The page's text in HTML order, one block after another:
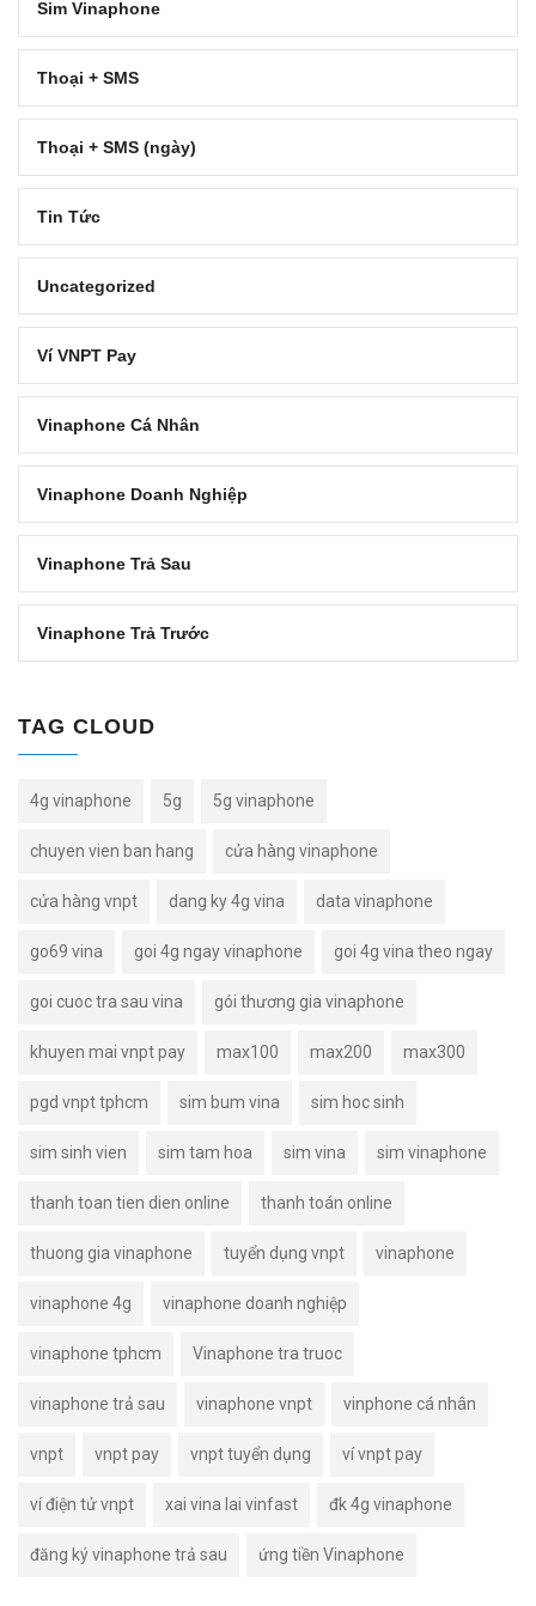
Sim Vinaphone
Thoại + SMS
Thoại + SMS (ngày)
Tin Tức
Uncategorized
Ví VNPT Pay
Vinaphone Cá Nhân
Vinaphone Doanh Nghiệp
Vinaphone Trả Sau
Vinaphone Trả Trước
TAG CLOUD
4g vinaphone 5g 5g vinaphone
chuyen vien ban hang cửa hàng vinaphone
cửa hàng vnpt dang ky 4g vina data vinaphone
go69 vina goi 4g ngay vinaphone goi 4g vina theo ngay
goi cuoc tra sau vina gói thương gia vinaphone
khuyen mai vnpt pay max100 max200 max300
pgd vnpt tphcm sim bum vina sim hoc sinh
sim sinh vien sim tam hoa sim vina sim vinaphone
thanh toan tien dien online thanh toán online
thuong gia vinaphone tuyển dụng vnpt vinaphone
vinaphone 4g vinaphone doanh nghiệp
vinaphone tphcm Vinaphone tra truoc
vinaphone trả sau vinaphone vnpt vinphone cá nhân
vnpt vnpt pay vnpt tuyển dụng ví vnpt pay
ví điện tử vnpt xai vina lai vinfast đk 4g vinaphone
đăng ký vinaphone trả sau ứng tiền Vinaphone